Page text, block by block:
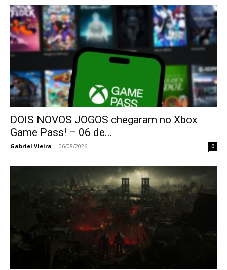
DOIS NOVOS JOGOS chegaram no Xbox
Game Pass! – 06 de...
Gabriel Vieira - 06/08/2026 0